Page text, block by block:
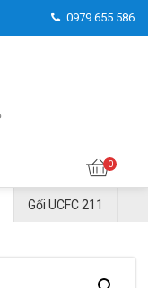
0979 655 586
Gối UCFC 211